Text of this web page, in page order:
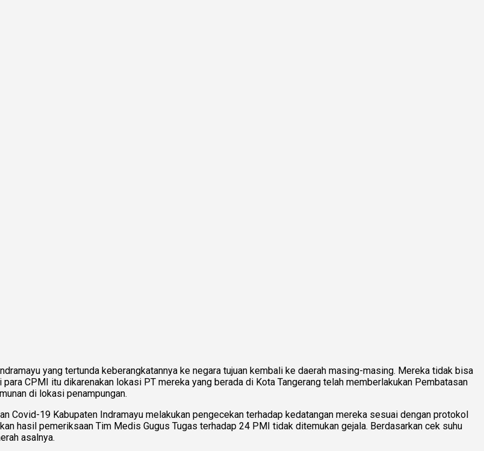
yang tertunda keberangkatannya ke negara tujuan kembali ke daerah masing-masing. Mereka tidak bisa
CPMI itu dikarenakan lokasi PT mereka yang berada di Kota Tangerang telah memberlakukan Pembatasan
di lokasi penampungan.
Covid-19 Kabupaten Indramayu melakukan pengecekan terhadap kedatangan mereka sesuai dengan protokol
hasil pemeriksaan Tim Medis Gugus Tugas terhadap 24 PMI tidak ditemukan gejala. Berdasarkan cek suhu
asalnya.